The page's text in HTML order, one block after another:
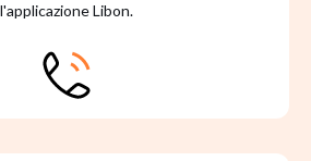
l'applicazione Libon.